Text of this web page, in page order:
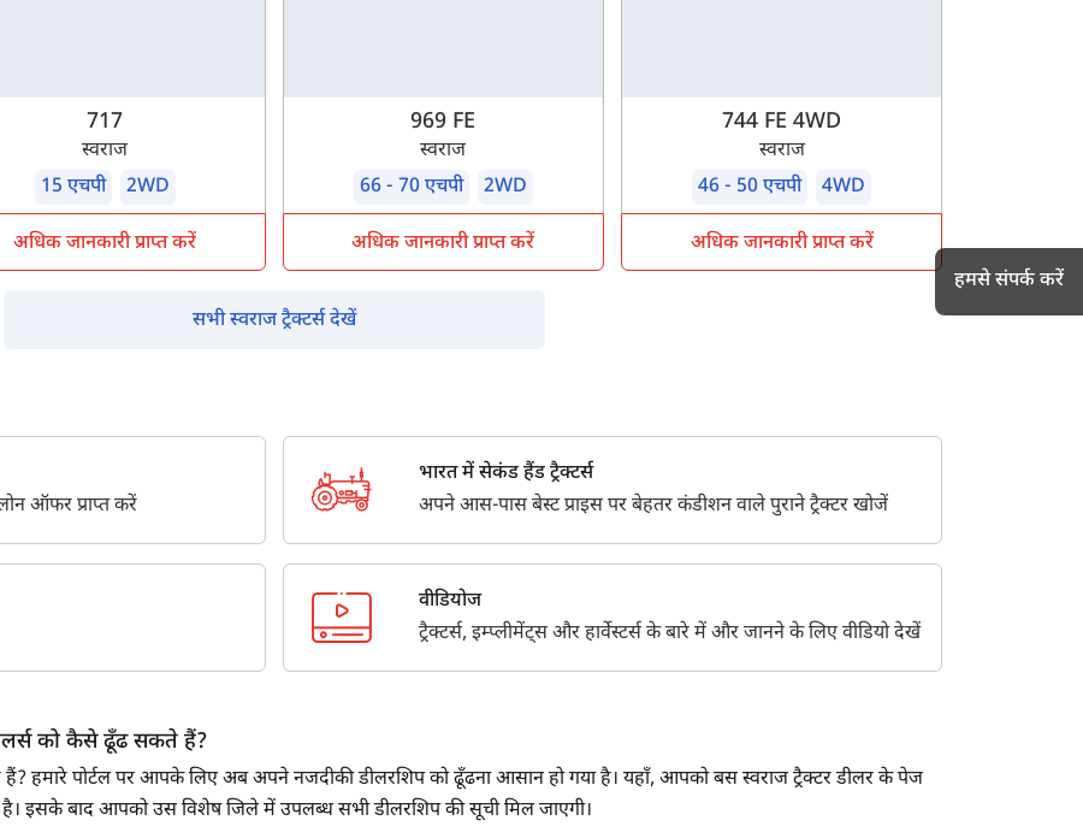
717
स्वराज
15 एचपी
2WD
अधिक जानकारी प्राप्त करें
969 FE
स्वराज
66 - 70 एचपी
2WD
अधिक जानकारी प्राप्त करें
744 FE 4WD
स्वराज
46 - 50 एचपी
4WD
अधिक जानकारी प्राप्त करें
सभी स्वराज ट्रैक्टर्स देखें
ऑफर प्राप्त करें
भारत में सेकंड हैंड ट्रैक्टर्स
अपने आस-पास बेस्ट प्राइस पर बेहतर कंडीशन वाले पुराने ट्रैक्टर खोजें
वीडियोज
ट्रैक्टर्स, इम्प्लीमेंट्स और हार्वेस्टर्स के बारे में और जानने के लिए वीडियो देखें
को कैसे ढूँढ सकते हैं?
हमारे पोर्टल पर आपके लिए अब अपने नजदीकी डीलरशिप को ढूँढना आसान हो गया है। यहाँ, आपको बस स्वराज ट्रैक्टर डीलर के पेज
है। इसके बाद आपको उस विशेष जिले में उपलब्ध सभी डीलरशिप की सूची मिल जाएगी।
हमसे संपर्क करें
मोबाइल नंबर दर्ज करें ओटीपी भेजें
ओटीपी दर्ज करें
Also interested in other loans